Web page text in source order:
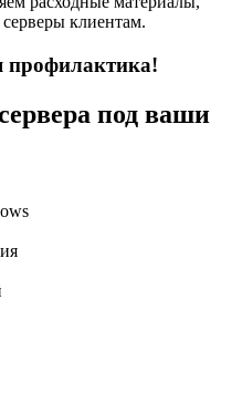
клиентам.
профилактика!
под ваши